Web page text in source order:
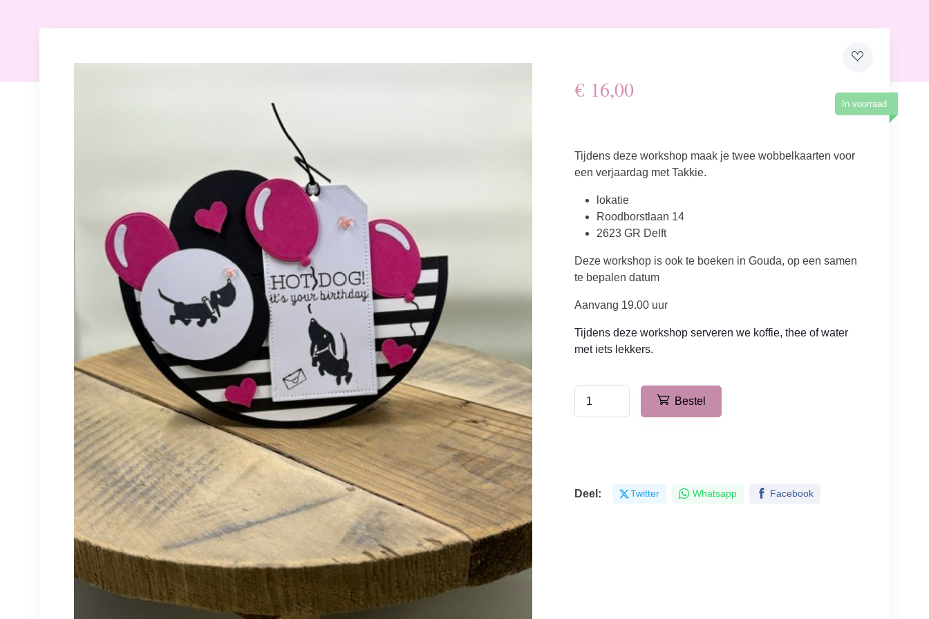
€ 16,00
In voorraad
Tijdens deze workshop maak je twee wobbelkaarten voor
een verjaardag met Takkie.
lokatie
Roodborstlaan 14
2623 GR Delft
Deze workshop is ook te boeken in Gouda, op een samen
te bepalen datum
Aanvang 19.00 uur
Tijdens deze workshop serveren we koffie, thee of water
met iets lekkers.
Bestel
Deel: Twitter Whatsapp Facebook